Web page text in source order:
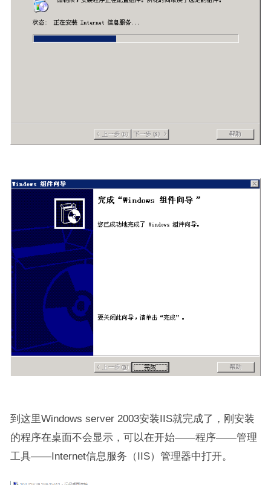
到这里Windows server 2003安装IIS就完成了，刚安装
的程序在桌面不会显示，可以在开始——程序——管理
工具——Internet信息服务（IIS）管理器中打开。